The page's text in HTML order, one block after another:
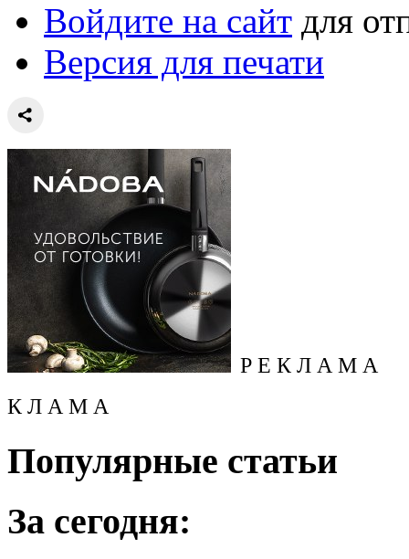
Войдите на сайт для
Версия для печати
Р Е К Л А М А
К Л А М А
Популярные статьи
За сегодня: